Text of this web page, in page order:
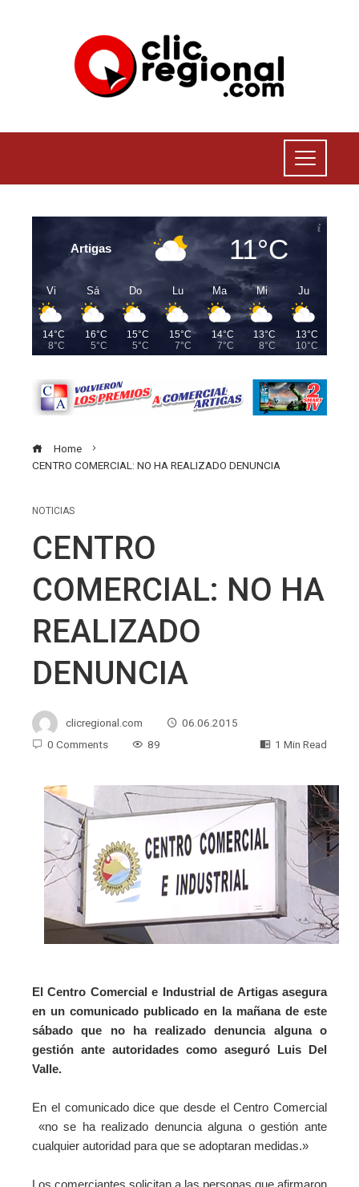
Artigas 11°C
Vi
14°C
8°C
Sá
16°C
5°C
Do
15°C
5°C
Lu
15°C
7°C
Ma
14°C
7°C
Mi
13°C
8°C
Ju
13°C
10°C
Home
CENTRO COMERCIAL: NO HA REALIZADO DENUNCIA
NOTICIAS
CENTRO
COMERCIAL: NO HA
REALIZADO
DENUNCIA
clicregional.com
06.06.2015
0 Comments
89 1 Min Read
El Centro Comercial e Industrial de Artigas asegura
en un comunicado publicado en la mañana de este
sábado que no ha realizado denuncia alguna o
gestión ante autoridades como aseguró Luis Del
Valle.
En el comunicado dice que desde el Centro Comercial
«no se ha realizado denuncia alguna o gestión ante
cualquier autoridad para que se adoptaran medidas.»